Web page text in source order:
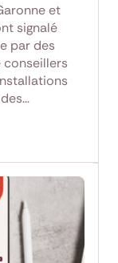
et
signalé
par des
conseillers